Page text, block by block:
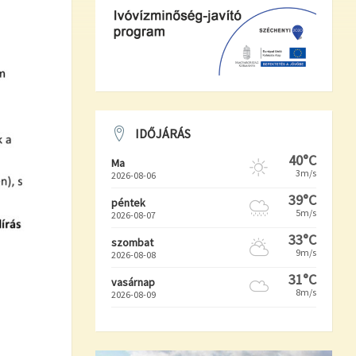
IDŐJÁRÁS
Ma
2026-08-06
40°C
3m/s
péntek
2026-08-07
39°C
5m/s
szombat
2026-08-08
33°C
9m/s
vasárnap
2026-08-09
31°C
8m/s